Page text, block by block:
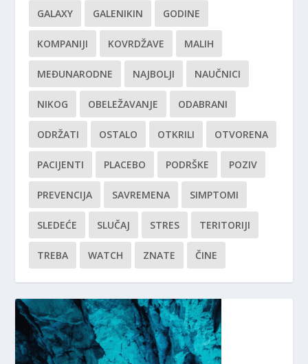
GALAXY GALENIKIN GODINE
KOMPANIJI KOVRDŽAVE MALIH
MEĐUNARODNE NAJBOLJI NAUČNICI
NIKOG OBELEŽAVANJE ODABRANI
ODRŽATI OSTALO OTKRILI OTVORENA
PACIJENTI PLACEBO PODRŠKE POZIV
PREVENCIJA SAVREMENA SIMPTOMI
SLEDEĆE SLUČAJ STRES TERITORIJI
TREBA WATCH ZNATE ČINE